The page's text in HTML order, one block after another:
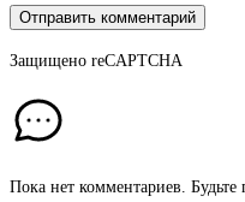
Отправить комментарий
Защищено reCAPTCHA
Пока нет комментариев. Будьте